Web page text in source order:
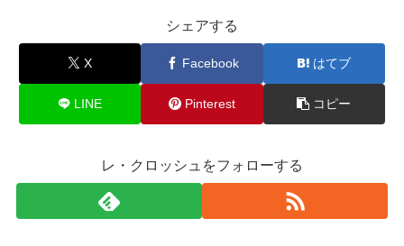
シェアする
X Facebook はてブ
LINE Pinterest コピー
レ・クロッシュをフォローする